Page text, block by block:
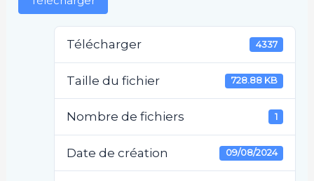
Télécharger 4337
Taille du fichier 728.88 KB
Nombre de fichiers 1
Date de création 09/08/2024